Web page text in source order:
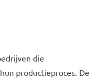
die
productieproces. De